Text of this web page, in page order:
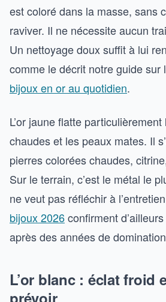
est coloré dans la masse, sans
raviver. Il ne nécessite aucun
Un nettoyage doux suffit à lui
comme le décrit notre guide sur
bijoux en or au quotidien.
L’or jaune flatte
chaudes et les peaux mates. Il
pierres colorées chaudes,
Sur le terrain, c’est le métal le
ne veut pas réfléchir à
bijoux 2026confirment
après des années de
L’or blanc : éclat froid
prévoir